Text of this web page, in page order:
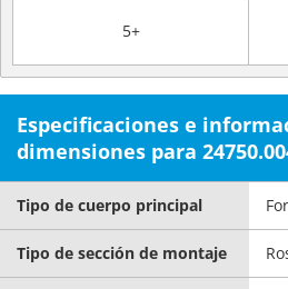
5+
Especificaciones e
dimensiones para
Tipo de cuerpo principal
Tipo de sección de montaje